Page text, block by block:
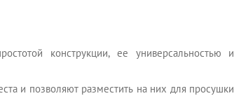
конструкции, ее универсальностью и
и позволяют разместить на них для просушки